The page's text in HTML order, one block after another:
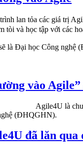
lan tỏa các giá trị
tòi và học tập với các
là Đại học Công nghệ
vào
Agile4U là
(ĐHQGHN).
đã lăn